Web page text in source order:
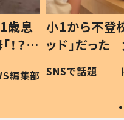
歳息
？」
編集部
小1から不登
ッド」だっ
作り続ける
#令和の子
SNSで話題